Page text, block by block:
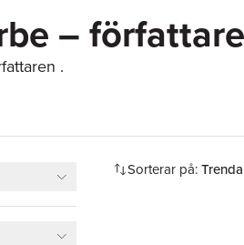
– författare
.
Sorterar på: